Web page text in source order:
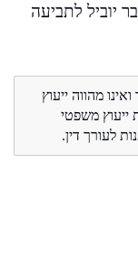
יוביל לתביעה
מהווה ייעוץ
ייעוץ משפטי
לעורך דין.